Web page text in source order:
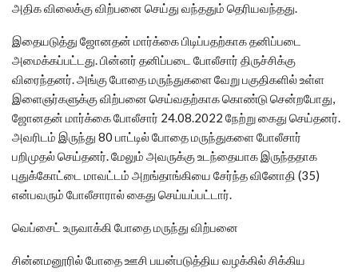
அதிக விலைக்கு விற்பனை செய்து வந்ததும் தெரியவந்தது.
இதையடுத்து ஜோனதன் மார்க்கை பிடிப்பதற்காக தனிப்படை
அமைக்கப்பட்டது. பின்னர் தனிப்படை போலீசார் திருச்சிக்கு
விரைந்தனர். அங்கு போதை மருந்துகளை வேறு பகுதிகளில் உள்ள
இளைஞர்களுக்கு விற்பனை செய்வதற்காக கொண்டு சென்றபோது,
ஜோனதன் மார்க்கை போலீசார் 24.08.2022 நேற்று கைது செய்தனர்.
அவரிடம் இருந்து 80 பாட்டில் போதை மருந்துகளை போலீசார்
பறிமுதல் செய்தனர். மேலும் அவருக்கு உடந்தையாக இருந்ததாக
புதுக்கோட்டை மாவட்டம் அறங்தாங்கியை சேர்ந்த வினோதி (35)
என்பவரும் போலீசாரால் கைது செய்யப்பட்டார்.
வெப்சைட் உருவாக்கி போதை மருந்து விற்பனை
சின்னமனூரில் போதை ஊசி பயன்படுத்திய வழக்கில் சிக்கிய